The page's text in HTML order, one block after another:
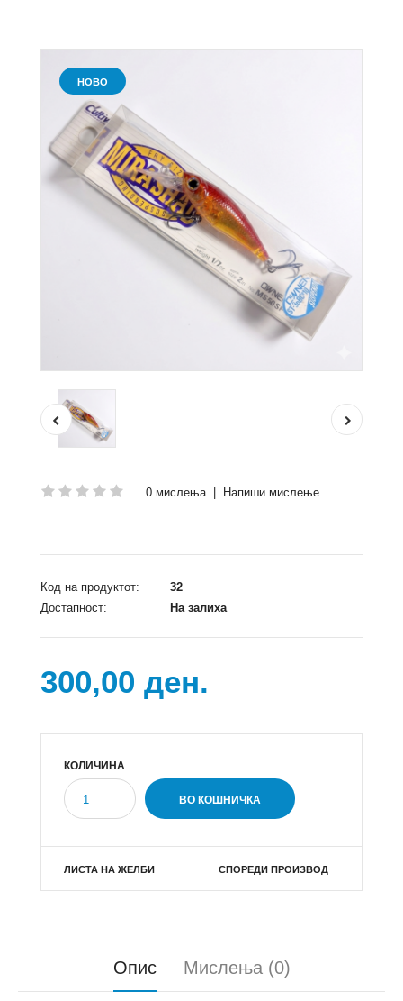
НОВО
0 мислења| Напиши мислење
Код на продуктот:
32
Достапност:
На залиха
300,00 ден.
КОЛИЧИНА
ЛИСТА НА ЖЕЛБИ СПОРЕДИ ПРОИЗВОД
Опис Мислења (0)